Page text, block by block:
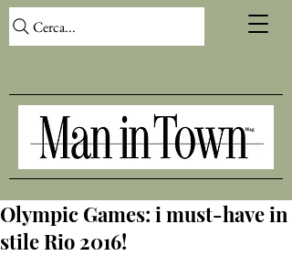
Cerca...
Olympic Games: i must-have in
stile Rio 2016!